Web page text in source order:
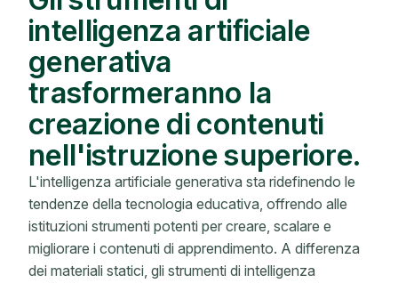
intelligenza artificiale
generativa
trasformeranno la
creazione di contenuti
nell'istruzione superiore.
L'intelligenza artificiale generativa sta ridefinendo le
tendenze della tecnologia educativa, offrendo alle
istituzioni strumenti potenti per creare, scalare e
migliorare i contenuti di apprendimento. A differenza
dei materiali statici, gli strumenti di intelligenza